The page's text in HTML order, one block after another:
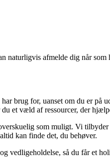
naturligvis afmelde dig når som
brug for, uanset om du er på
et væld af ressourcer, der
som muligt. Vi
kan finde det, du behøver.
vedligeholdelse, så du får et